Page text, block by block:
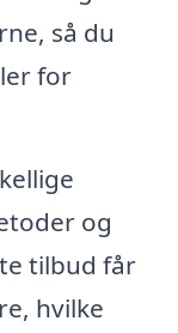
så du
for
og
tilbud får
hvilke